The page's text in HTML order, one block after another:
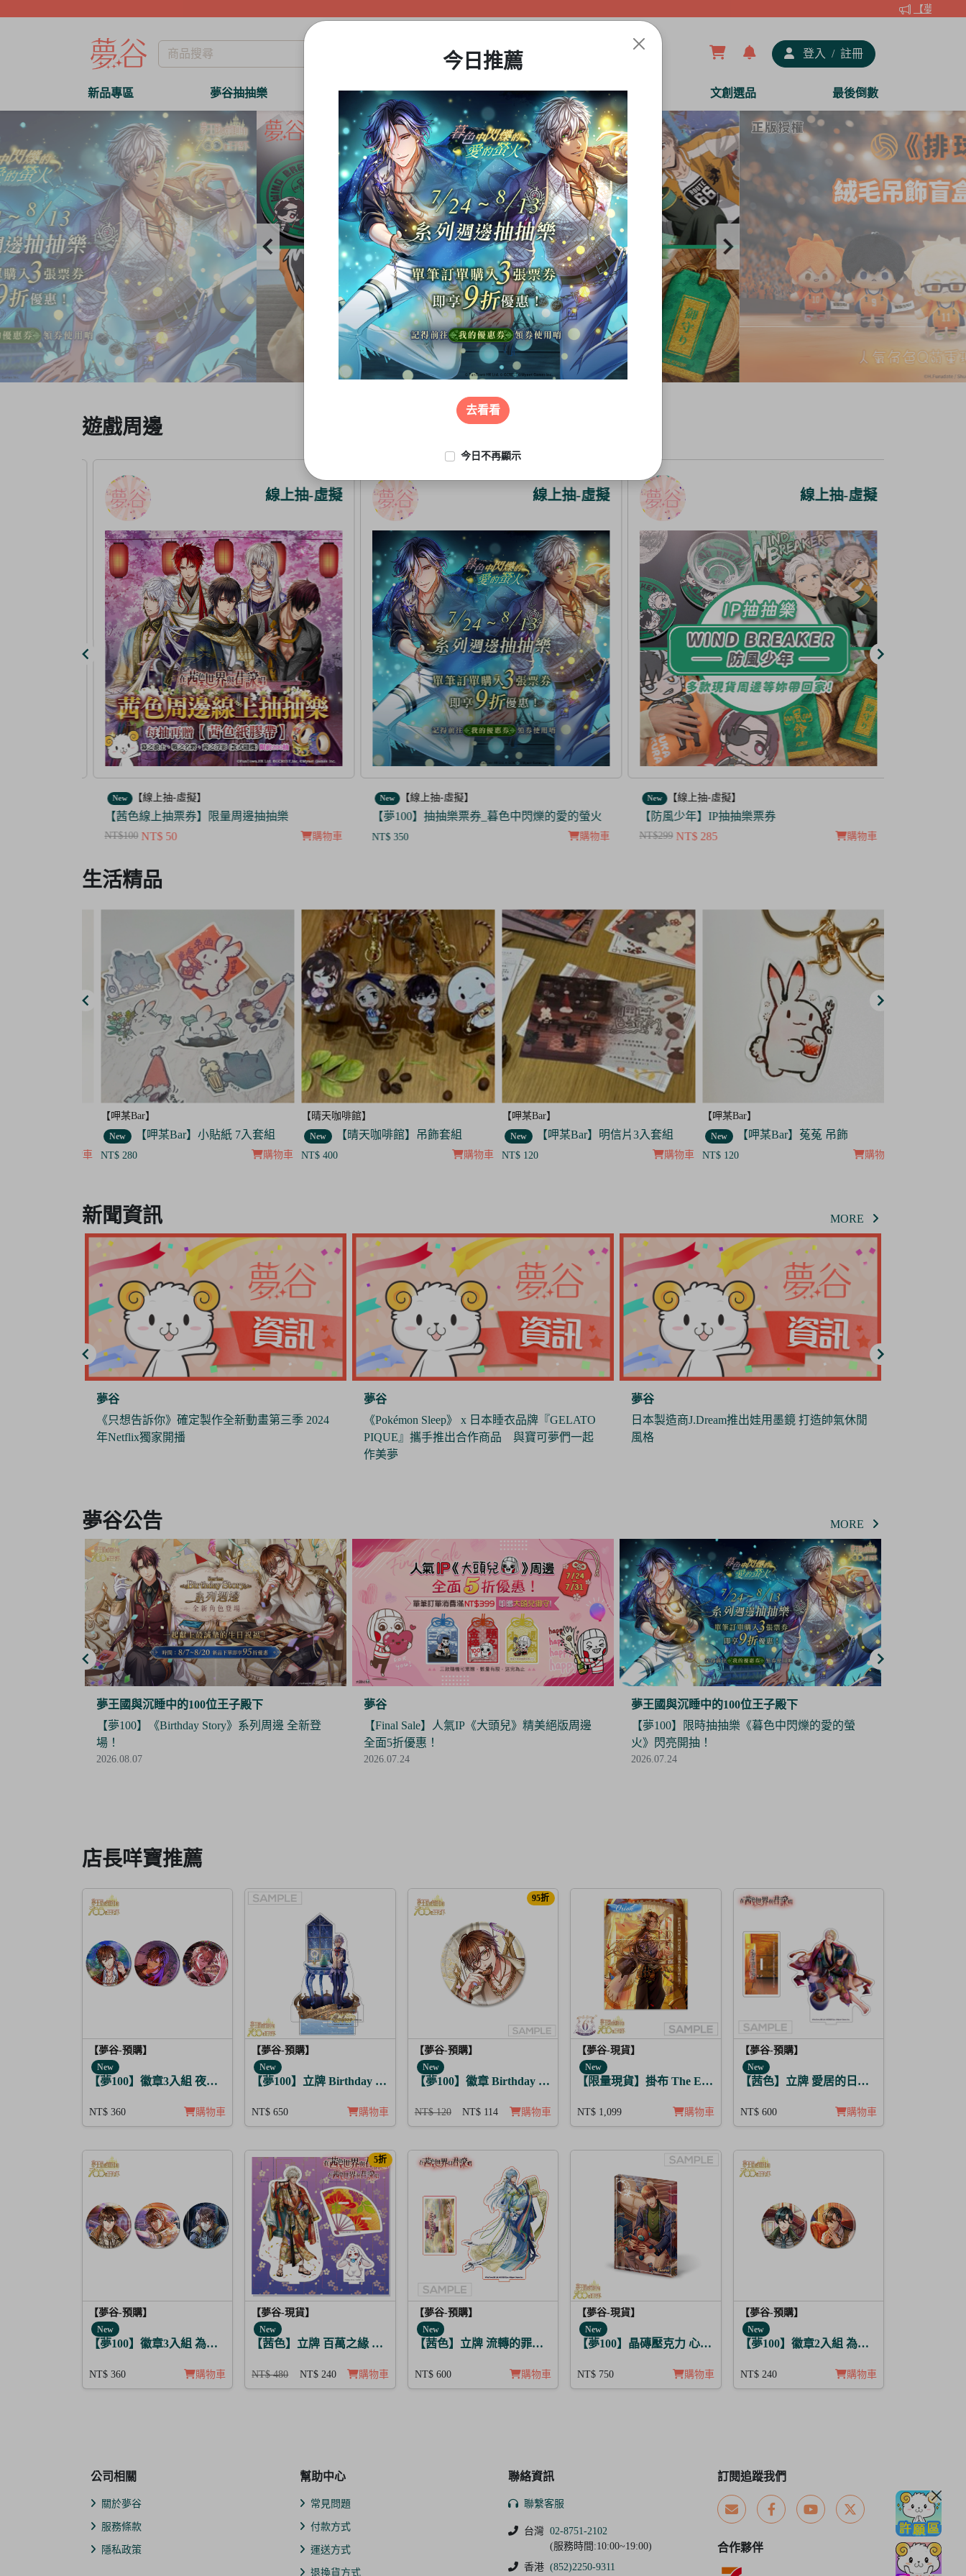
【夢谷
登入 / 註冊
新品專區 夢谷抽抽樂 盲盒公仔 動漫周邊 遊戲商品 文創選品 最後倒數
今日推薦
去看看
今日不再顯示
遊戲周邊
線上抽-虛擬
New 【線上抽-虛擬】
【茜色線上抽票券】限量周邊抽抽樂
NT$100 NT$ 50 購物車
線上抽-虛擬
New 【線上抽-虛擬】
【夢100】抽抽樂票券_暮色中閃爍的愛的螢火
NT$ 350 購物車
線上抽-虛擬
New 【線上抽-虛擬】
【防風少年】IP抽抽樂票券
NT$299 NT$ 285 購物車
3
生活精品
【呷某Bar】
New 【呷某Bar】小貼紙 7入套組
NT$ 280 購物車
【晴天咖啡館】
New 【晴天咖啡館】吊飾套組
NT$ 400 購物車
【呷某Bar】
New 【呷某Bar】明信片3入套組
NT$ 120 購物車
【呷某Bar】
New 【呷某Bar】菟菟 吊飾
NT$ 120 購物車
of
新聞資訊 MORE
夢谷
《Pokémon Sleep》 x 日本睡衣品牌『GELATO
PIQUE』攜手推出合作商品 與寶可夢們一起
夢谷
日本製造商J.Dream推出娃用墨鏡 打造帥氣休閒
風格
夢谷
《地縛少年花子君》全新短篇動畫《放學後少
年花子君》將於10月份播出
of
夢谷公告 MORE
夢谷
【Final Sale】人氣IP《大頭兒》精美絕版周邊
全面5折優惠！
2026.07.24
夢王國與沉睡中的100位王子殿下
【夢100】限時抽抽樂《暮色中閃爍的愛的螢
火》閃亮開抽！
2026.07.24
夢王國與沉睡中的100位王子殿下
【夢100】角色立牌復刻抽抽樂——道格拉斯 限
時登場！
2026.07.03
店長咩寶推薦
【夢谷-預購】
New
【夢100】徽章3入組 夜間綻放的花香調酒 利卡
NT$ 360 購物車
【夢谷-預購】
New
【夢100】立牌 Birthday Story 修尼 月覺
NT$ 650 購物車
95折
【夢谷-預購】
New
【夢100】徽章 Birthday Story 利卡 日覺
NT$ 120 NT$ 114 購物車
【夢谷-現貨】
New
【限量現貨】掛布 The Endless Sky 奧里恩
NT$ 1,099 購物車
【夢谷-預購】
New
【茜色】立牌 愛居的日常 中原中也
NT$ 600 購物車
【夢谷-預購】
New
【夢100】徽章3入組 為決心的落幕獻上愛之歌 阿魯泰爾
NT$ 360 購物車
5折
【夢谷-現貨】
New
【茜色】立牌 百萬之緣 高杉晉作
NT$ 480 NT$ 240 購物車
【夢谷-預購】
New
【茜色】立牌 流轉的罪歌～紫上清香～藤原定家
NT$ 600 購物車
【夢谷-現貨】
New
【夢100】晶磚壓克力 心心相印的聖誕禮物 萬里 月覺
NT$ 750 購物車
【夢谷-預購】
New
【夢100】徽章2入組 為解開謎題的妳施加
NT$ 240 購物車
公司相關
關於夢谷
服務條款
隱私政策
幫助中心
常見問題
付款方式
運送方式
退換貨方式
聯絡資訊
聯繫客服
台灣 02-8751-2102
(服務時間:10:00~19:00)
香港 (852)2250-9311
訂閱追蹤我們
合作夥伴